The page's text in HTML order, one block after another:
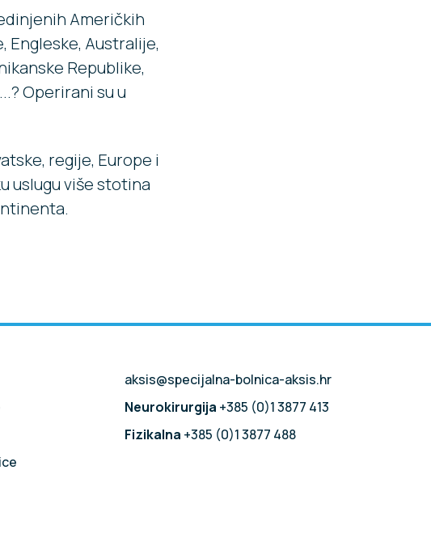
Američkih
Engleske, Australije,
Republike,
Operirani su u
regije, Europe i
uslugu više stotina
aksis@specijalna-bolnica-aksis.hr
Neurokirurgija +385 (0)1 3877 413
Fizikalna +385 (0)1 3877 488